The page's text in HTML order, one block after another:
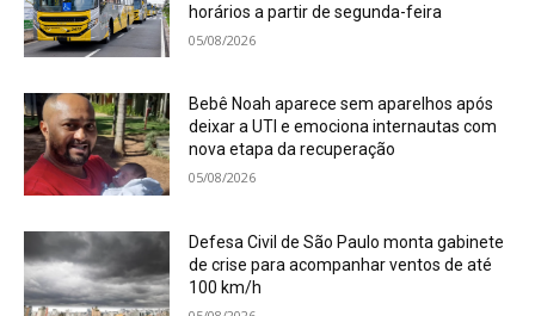
horários a partir de segunda-feira
05/08/2026
Bebê Noah aparece sem aparelhos após
deixar a UTI e emociona internautas com
nova etapa da recuperação
05/08/2026
Defesa Civil de São Paulo monta gabinete
de crise para acompanhar ventos de até
100 km/h